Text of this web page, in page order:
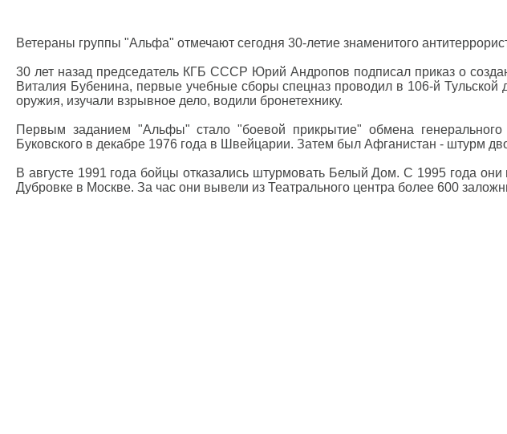
Ветераны группы "Альфа" отмечают сегодня 30-летие знаменитого
30 лет назад председатель КГБ СССР Юрий Андропов подписал приказ о
Виталия Бубенина, первые учебные сборы спецназ проводил в 106-й
оружия, изучали взрывное дело, водили бронетехнику.
Первым заданием "Альфы" стало "боевой прикрытие" обмена
Буковского в декабре 1976 года в Швейцарии. Затем был Афганистан - штурм
В августе 1991 года бойцы отказались штурмовать Белый Дом. С 1995 года
Дубровке в Москве. За час они вывели из Театрального центра более 600